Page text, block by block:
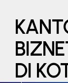
DI